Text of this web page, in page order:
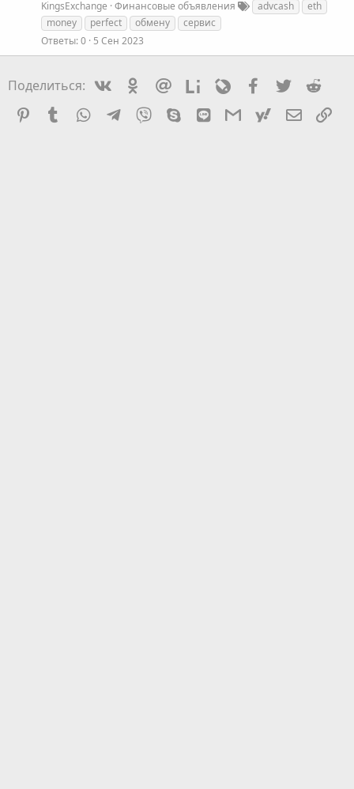
KingsExchange Финансовые объявления advcash
eth
money
perfect обмену
сервис
Ответы 0 5 Сен 2023
Поделиться: VkontakteOdnoklassniki
Mail.ruLiveinternetLivejournalFacebook
Twitter
Pinterest
Tumblr WhatsAppTelegram
Viber Skype LineGmailyahoomail